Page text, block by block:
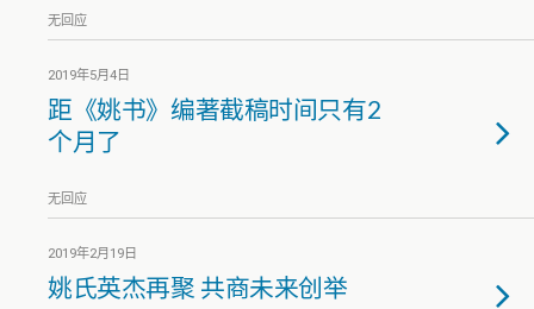
无回应
2019年5月4日
距《姚书》编著截稿时间只有2
个月了
无回应
2019年2月19日
姚氏英杰再聚 共商未来创举